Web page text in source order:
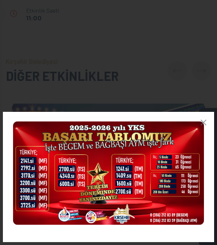
Etkinlik Saati
11:00
DİĞER ETKİNLİKLER
ONLİNE İŞLEMLER